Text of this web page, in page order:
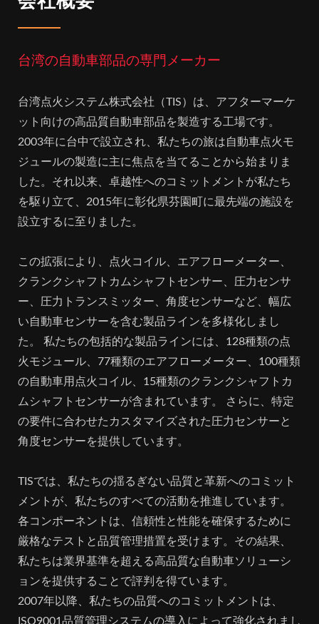
台湾の自動車部品の専門メーカー
台湾点火システム株式会社（TIS）は、アフターマーケ
ット向けの高品質自動車部品を製造する工場です。
2003年に台中で設立され、私たちの旅は自動車点火モ
ジュールの製造に主に焦点を当てることから始まりま
した。それ以来、卓越性へのコミットメントが私たち
を駆り立て、2015年に彰化県芬園町に最先端の施設を
設立するに至りました。
この拡張により、点火コイル、エアフローメーター、
クランクシャフトカムシャフトセンサー、圧力センサ
ー、圧力トランスミッター、角度センサーなど、幅広
い自動車センサーを含む製品ラインを多様化しまし
た。 私たちの包括的な製品ラインには、128種類の点
火モジュール、77種類のエアフローメーター、100種類
の自動車用点火コイル、15種類のクランクシャフトカ
ムシャフトセンサーが含まれています。 さらに、特定
の要件に合わせたカスタマイズされた圧力センサーと
角度センサーを提供しています。
TISでは、私たちの揺るぎない品質と革新へのコミット
メントが、私たちのすべての活動を推進しています。
各コンポーネントは、信頼性と性能を確保するために
厳格なテストと品質管理措置を受けます。その結果、
私たちは業界基準を超える高品質な自動車ソリューシ
ョンを提供することで評判を得ています。
2007年以降、私たちの品質へのコミットメントは、
ISO9001品質管理システムの導入によって強化されまし